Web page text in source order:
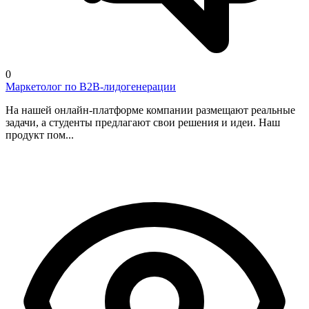
0
Маркетолог по B2B-лидогенерации
На нашей онлайн-платформе компании размещают реальные
задачи, а студенты предлагают свои решения и идеи. Наш
продукт пом...